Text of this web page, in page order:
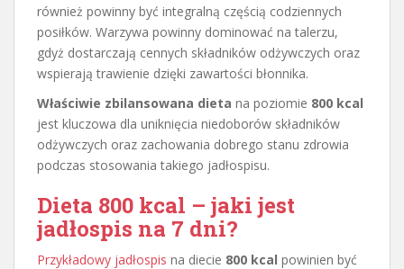
również powinny być integralną częścią codziennych
posiłków. Warzywa powinny dominować na talerzu,
gdyż dostarczają cennych składników odżywczych oraz
wspierają trawienie dzięki zawartości błonnika.
Właściwie zbilansowana dieta na poziomie 800 kcal
jest kluczowa dla uniknięcia niedoborów składników
odżywczych oraz zachowania dobrego stanu zdrowia
podczas stosowania takiego jadłospisu.
Dieta 800 kcal – jaki jest
jadłospis na 7 dni?
Przykładowy jadłospis na diecie 800 kcal powinien być